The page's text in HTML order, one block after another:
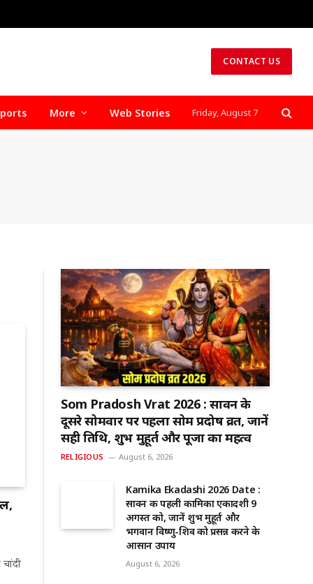
CONTACT US
More Web Stories Friday, August 7
Som Pradosh Vrat 2026 : सावन के
दूसरे सोमवार पर पहला सोम प्रदोष व्रत, जानें
सही तिथि, शुभ मुहूर्त और पूजा का महत्व
RELIGIOUS August 6, 2026
Kamika Ekadashi 2026 Date :
सावन की पहली कामिका एकादशी 9
अगस्त को, जानें शुभ मुहूर्त और
भगवान विष्णु-शिव को प्रसन्न करने के
आसान उपाय
August 6, 2026